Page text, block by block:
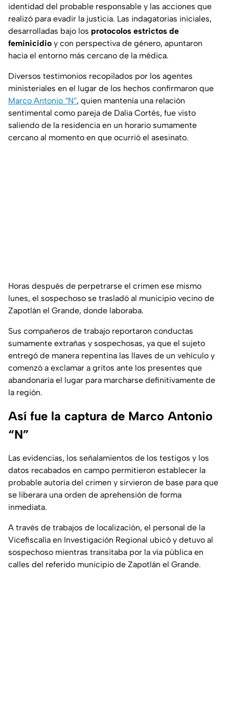
identidad del probable responsable y las acciones que
realizó para evadir la justicia. Las indagatorias iniciales,
desarrolladas bajo los protocolos estrictos de
feminicidio y con perspectiva de género, apuntaron
hacia el entorno más cercano de la médica.
Diversos testimonios recopilados por los agentes
ministeriales en el lugar de los hechos confirmaron que
Marco Antonio “N”, quien mantenía una relación
sentimental como pareja de Dalia Cortés, fue visto
saliendo de la residencia en un horario sumamente
cercano al momento en que ocurrió el asesinato.
Horas después de perpetrarse el crimen ese mismo
lunes, el sospechoso se trasladó al municipio vecino de
Zapotlán el Grande, donde laboraba.
Sus compañeros de trabajo reportaron conductas
sumamente extrañas y sospechosas, ya que el sujeto
entregó de manera repentina las llaves de un vehículo y
comenzó a exclamar a gritos ante los presentes que
abandonaría el lugar para marcharse definitivamente de
la región.
Así fue la captura de Marco Antonio
“N”
Las evidencias, los señalamientos de los testigos y los
datos recabados en campo permitieron establecer la
probable autoría del crimen y sirvieron de base para que
se liberara una orden de aprehensión de forma
inmediata.
A través de trabajos de localización, el personal de la
Vicefiscalía en Investigación Regional ubicó y detuvo al
sospechoso mientras transitaba por la vía pública en
calles del referido municipio de Zapotlán el Grande.